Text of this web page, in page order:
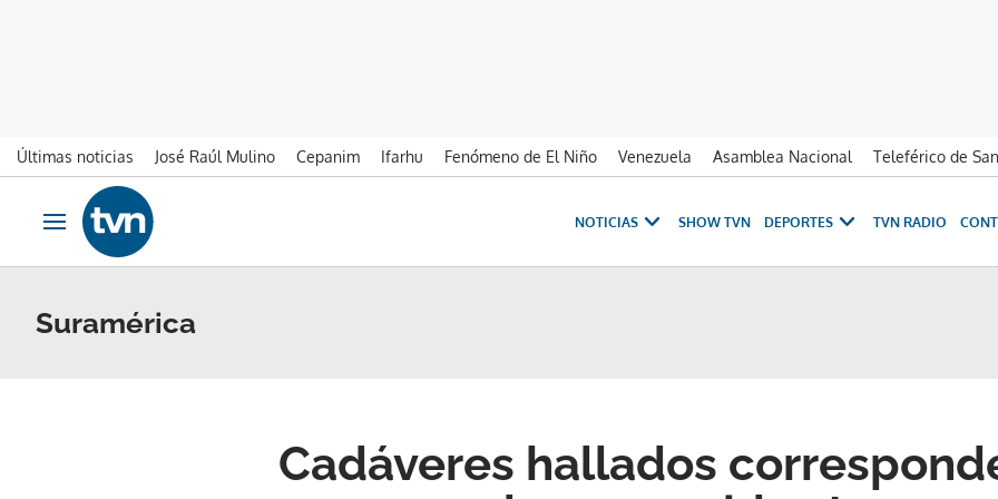
Últimas noticias José Raúl Mulino Cepanim Ifarhu Fenómeno de El Niño Venezuela Asamblea Nacional Teleférico de
Ir al contenido
Obrir navegació
NOTICIAS SHOW TVN DEPORTES TVN RADIO
Suramérica
Cadáveres hallados